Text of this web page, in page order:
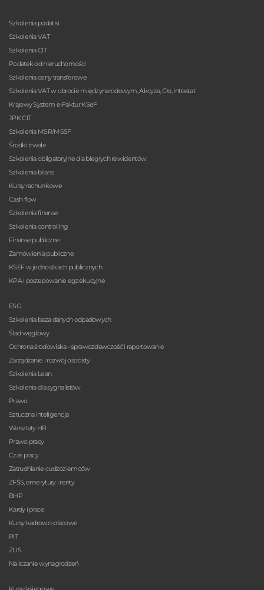
Szkolenia podatki
Szkolenia VAT
Szkolenia CIT
Podatek od nieruchomości
Szkolenia ceny transferowe
Szkolenia VAT w obrocie międzynarodowym, Akcyza, Cło, Intrastat
Krajowy System e-Faktur KSeF
JPK CIT
Szkolenia MSR/MSSF
Środki trwałe
Szkolenia obligatoryjne dla biegłych rewidentów
Szkolenia bilans
Kursy rachunkowe
Cash flow
Szkolenia finanse
Szkolenia controlling
Finanse publiczne
Zamówienia publiczne
KSEF w jednostkach publicznych
KPA i postepowanie egzekucyjne
ESG
Szkolenia baza danych odpadowych
Ślad węglowy
Ochrona środowiska - sprawozdawczość i raportowanie
Zarządzanie i rozwój osobisty
Szkolenia Lean
Szkolenia dla sygnalistów
Prawo
Sztuczna inteligencja
Warsztaty HR
Prawo pracy
Czas pracy
Zatrudnianie cudzoziemców
ZFŚS, emerytury i renty
BHP
Kardy i płace
Kursy kadrowo-płacowe
PIT
ZUS
Naliczanie wynagrodzeń